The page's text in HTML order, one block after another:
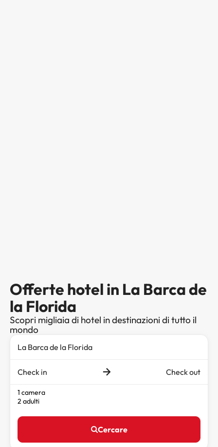
Offerte hotel in La Barca de
la Florida
Scopri migliaia di hotel in destinazioni di tutto il
mondo
Check in Check out
1 camera
2 adulti
Cercare